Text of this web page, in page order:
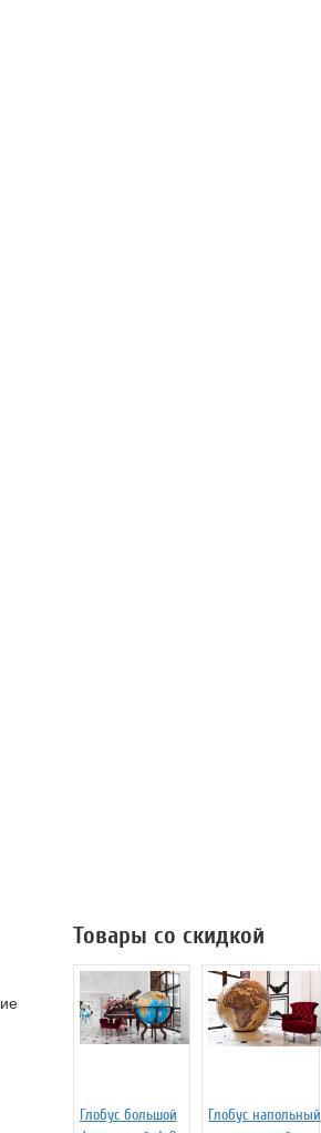
Товары со скидкой
Глобус большой
Глобус напольный